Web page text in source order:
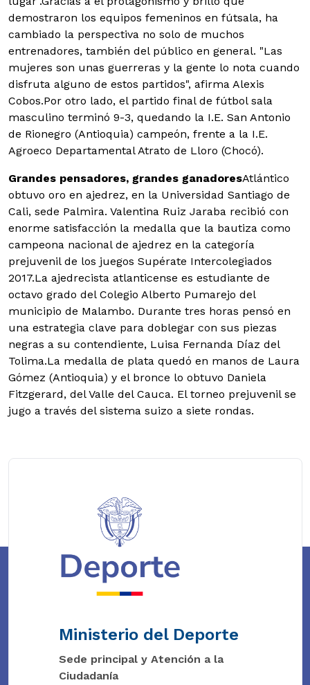
demostraron los equipos femeninos en fútsala, ha
cambiado la perspectiva no solo de muchos
entrenadores, también del público en general. "Las
mujeres son unas guerreras y la gente lo nota cuando
disfruta alguno de estos partidos", afirma Alexis
Cobos.Por otro lado, el partido final de fútbol sala
masculino terminó 9-3, quedando la I.E. San Antonio
de Rionegro (Antioquia) campeón, frente a la I.E.
Agroeco Departamental Atrato de Lloro (Chocó).
Grandes pensadores, grandes ganadoresAtlántico
obtuvo oro en ajedrez, en la Universidad Santiago de
Cali, sede Palmira. Valentina Ruiz Jaraba recibió con
enorme satisfacción la medalla que la bautiza como
campeona nacional de ajedrez en la categoría
prejuvenil de los juegos Supérate Intercolegiados
2017.La ajedrecista atlanticense es estudiante de
octavo grado del Colegio Alberto Pumarejo del
municipio de Malambo. Durante tres horas pensó en
una estrategia clave para doblegar con sus piezas
negras a su contendiente, Luisa Fernanda Díaz del
Tolima.La medalla de plata quedó en manos de Laura
Gómez (Antioquia) y el bronce lo obtuvo Daniela
Fitzgerard, del Valle del Cauca. El torneo prejuvenil se
jugo a través del sistema suizo a siete rondas.
Ministerio del Deporte
Sede principal y Atención a la
Ciudadanía